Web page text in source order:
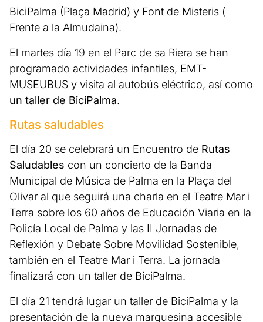
BiciPalma (Plaça Madrid) y Font de Misteris (
Frente a la Almudaina).
El martes día 19 en el Parc de sa Riera se han
programado actividades infantiles, EMT-
MUSEUBUS y visita al autobús eléctrico, así como
un taller de BiciPalma.
Rutas saludables
El día 20 se celebrará un Encuentro de Rutas
Saludables con un concierto de la Banda
Municipal de Música de Palma en la Plaça del
Olivar al que seguirá una charla en el Teatre Mar i
Terra sobre los 60 años de Educación Viaria en la
Policía Local de Palma y las II Jornadas de
Reflexión y Debate Sobre Movilidad Sostenible,
también en el Teatre Mar i Terra. La jornada
finalizará con un taller de BiciPalma.
El día 21 tendrá lugar un taller de BiciPalma y la
presentación de la nueva marquesina accesible